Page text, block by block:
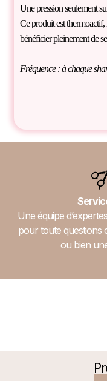
Une pression seulement
Ce produit est
bénéficier pleinement de
Fréquence : à chaque
Une équipe
pour toute questions
ou bien